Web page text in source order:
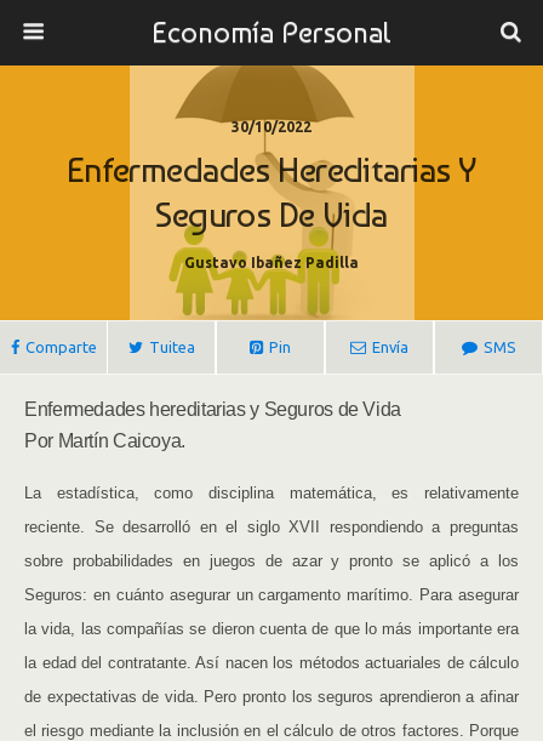
Economía Personal
30/10/2022
Enfermedades Hereditarias Y
Seguros De Vida
Gustavo Ibañez Padilla
Comparte Tuitea Pin Envía SMS
Enfermedades hereditarias y Seguros de Vida
Por Martín Caicoya.
La estadística, como disciplina matemática, es relativamente
reciente. Se desarrolló en el siglo XVII respondiendo a preguntas
sobre probabilidades en juegos de azar y pronto se aplicó a los
Seguros: en cuánto asegurar un cargamento marítimo. Para asegurar
la vida, las compañías se dieron cuenta de que lo más importante era
la edad del contratante. Así nacen los métodos actuariales de cálculo
de expectativas de vida. Pero pronto los seguros aprendieron a afinar
el riesgo mediante la inclusión en el cálculo de otros factores. Porque